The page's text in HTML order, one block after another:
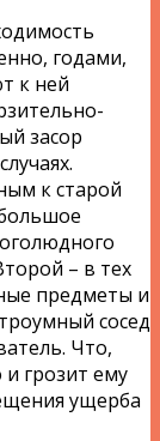
годами,
к ней
засор
к старой
– в тех
предметы и
сосед
Что,
грозит ему
ущерба